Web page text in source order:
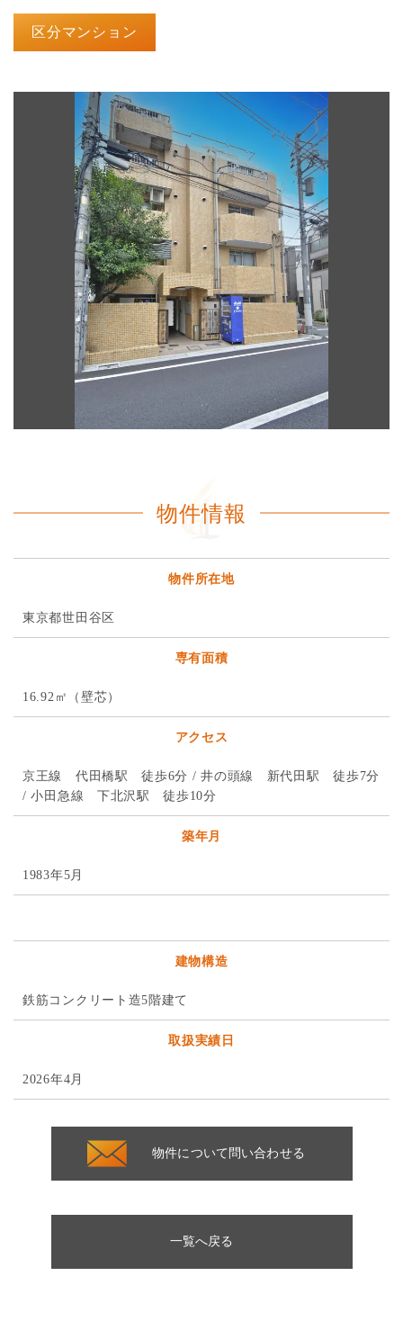
区分マンション
物件情報
物件所在地
東京都世田谷区
専有面積
16.92㎡（壁芯）
アクセス
京王線 代田橋駅 徒歩6分 / 井の頭線 新代田駅 徒歩7分
/ 小田急線 下北沢駅 徒歩10分
築年月
1983年5月
建物構造
鉄筋コンクリート造5階建て
取扱実績日
2026年4月
物件について問い合わせる
一覧へ戻る